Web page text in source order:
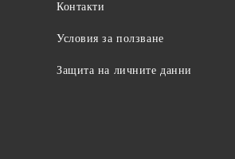
Контакти
Условия за ползване
Защита на личните данни